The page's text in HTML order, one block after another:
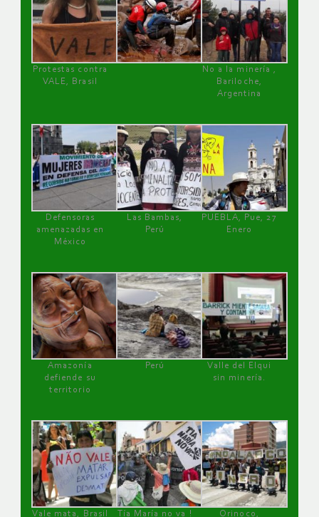
Protestas contra
VALE, Brasil
No a la minería ,
Bariloche,
Argentina
Defensoras
amenazadas en
México
Las Bambas,
Perú
PUEBLA, Pue, 27
Enero
Amazonía
defiende su
territorio
Perú
Valle del Elqui
sin minería.
Vale mata, Brasil Tía María no va ! Orinoco,